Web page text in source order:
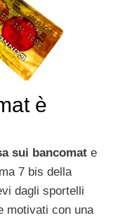
è
sui bancomat e
7 bis della
dagli sportelli
motivati con una